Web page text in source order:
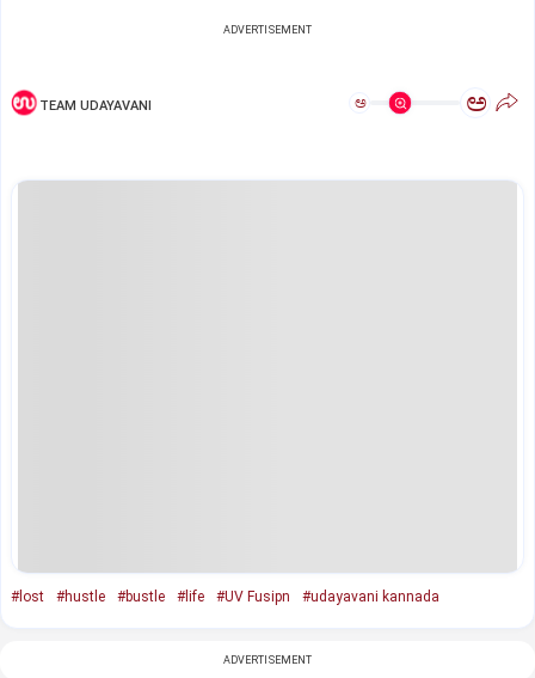
ADVERTISEMENT
TEAM UDAYAVANI ಅ ಅ
#lost #hustle #bustle #life #UV Fusipn #udayavani kannada
ADVERTISEMENT